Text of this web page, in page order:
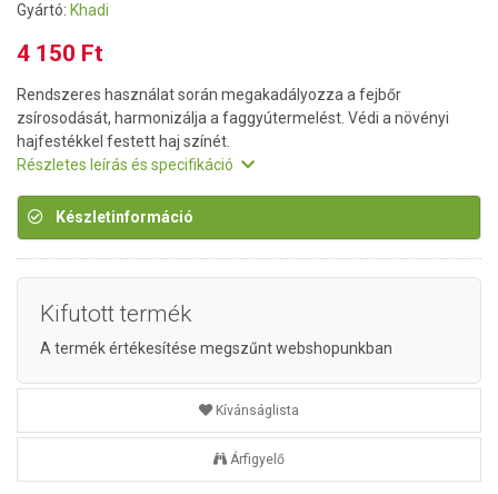
Gyártó: Khadi
4 150 Ft
Rendszeres használat során megakadályozza a fejbőr
zsírosodását, harmonizálja a faggyútermelést. Védi a növényi
hajfestékkel festett haj színét.
Részletes leírás és specifikáció
Készletinformáció
Kifutott termék
A termék értékesítése megszűnt webshopunkban
Kívánságlista
Árfigyelő